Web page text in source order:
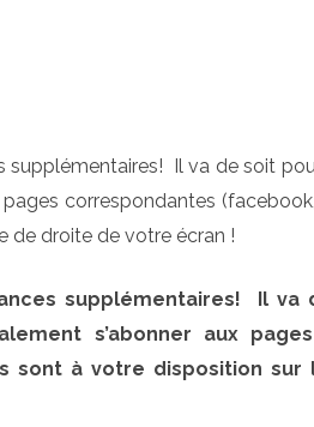
supplémentaires! Il va de soit
correspondantes
de droite de votre écran !
supplémentaires! Il
s’abonner aux
sont à votre disposition